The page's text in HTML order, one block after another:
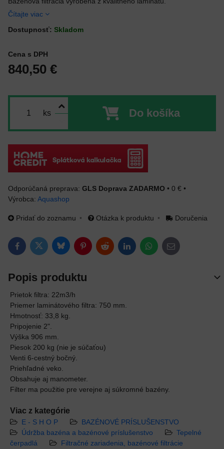
Čítajte viac
Dostupnosť: Skladom
Cena s DPH
840,50 €
ks Do košíka
GLS Doprava ZADARMO • 0 € •
Výrobca: Aquashop
Pridať do zoznamu Otázka k produktu Doručenia
FacebookTwitterBlueskyPinterestRedditLinkedInWhatsApp
E-mail
Popis produktu
Prietok filtra: 22m3/h
Priemer laminátového filtra: 750 mm.
Hmotnosť: 33,8 kg.
Pripojenie 2".
Výška 906 mm.
Piesok 200 kg (nie je súčaťou)
Venti 6-cestný bočný.
Priehľadné veko.
Obsahuje aj manometer.
Filter ma použitie pre verejne aj súkromné bazény.
Viac z kategórie
E - S H O P
BAZÉNOVÉ PRÍSLUŠENSTVO
Údržba bazéna a bazénové príslušenstvo
Tepelné
čerpadlá
Filtračné zariadenia, bazénové filtrácie